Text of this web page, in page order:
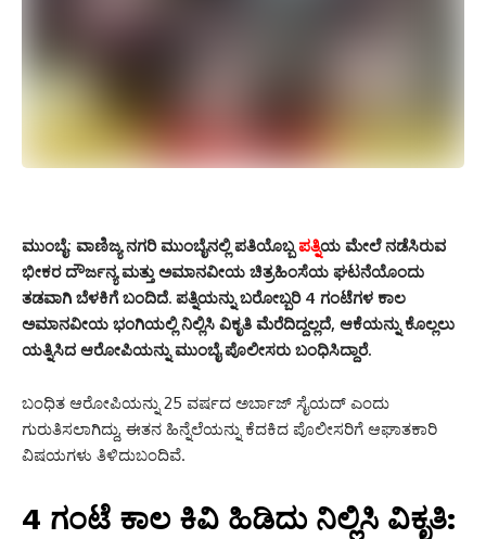
ಮುಂಬೈ: ವಾಣಿಜ್ಯ ನಗರಿ ಮುಂಬೈನಲ್ಲಿ ಪತಿಯೊಬ್ಬಪತ್ನಿಯ ಮೇಲೆ ನಡೆಸಿರುವ
ಭೀಕರ ದೌರ್ಜನ್ಯ ಮತ್ತು ಅಮಾನವೀಯ ಚಿತ್ರಹಿಂಸೆಯ ಘಟನೆಯೊಂದು
ತಡವಾಗಿ ಬೆಳಕಿಗೆ ಬಂದಿದೆ. ಪತ್ನಿಯನ್ನು ಬರೋಬ್ಬರಿ 4 ಗಂಟೆಗಳ ಕಾಲ
ಅಮಾನವೀಯ ಭಂಗಿಯಲ್ಲಿ ನಿಲ್ಲಿಸಿ ವಿಕೃತಿ ಮೆರೆದಿದ್ದಲ್ಲದೆ, ಆಕೆಯನ್ನು ಕೊಲ್ಲಲು
ಯತ್ನಿಸಿದ ಆರೋಪಿಯನ್ನು ಮುಂಬೈ ಪೊಲೀಸರು ಬಂಧಿಸಿದ್ದಾರೆ.
ಬಂಧಿತ ಆರೋಪಿಯನ್ನು 25 ವರ್ಷದ ಅರ್ಬಾಜ್ ಸೈಯದ್ ಎಂದು
ಗುರುತಿಸಲಾಗಿದ್ದು, ಈತನ ಹಿನ್ನೆಲೆಯನ್ನು ಕೆದಕಿದ ಪೊಲೀಸರಿಗೆ ಆಘಾತಕಾರಿ
ವಿಷಯಗಳು ತಿಳಿದುಬಂದಿವೆ.
4 ಗಂಟೆ ಕಾಲ ಕಿವಿ ಹಿಡಿದು ನಿಲ್ಲಿಸಿ ವಿಕೃತಿ: